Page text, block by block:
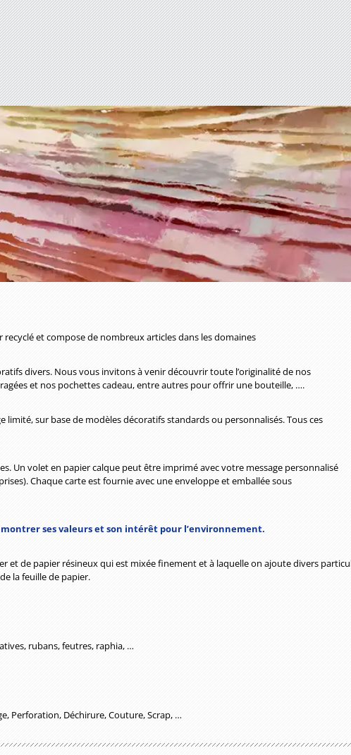
et compose de nombreux articles dans les domaines
divers. Nous vous invitons à venir découvrir toute l’originalité de nos
et nos pochettes cadeau, entre autres pour offrir une bouteille, ….
sur base de modèles décoratifs standards ou personnalisés. Tous ces
Un volet en papier calque peut être imprimé avec votre message personnalisé
Chaque carte est fournie avec une enveloppe et emballée sous
ses valeurs et son intérêt pour l’environnement.
et de papier résineux qui est mixée finement et à laquelle on ajoute divers
la feuille de papier.
rubans, feutres, raphia, …
Perforation, Déchirure, Couture, Scrap, …